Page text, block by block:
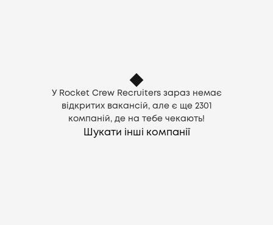
У Rocket Crew Recruiters зараз немає
відкритих вакансій, але є ще 2301
компаній, де на тебе чекають!
Шукати інші компанії